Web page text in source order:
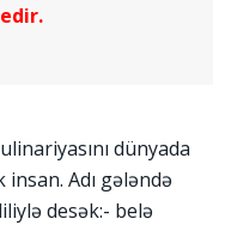
dünyada
Adı gələndə
desək:- belə